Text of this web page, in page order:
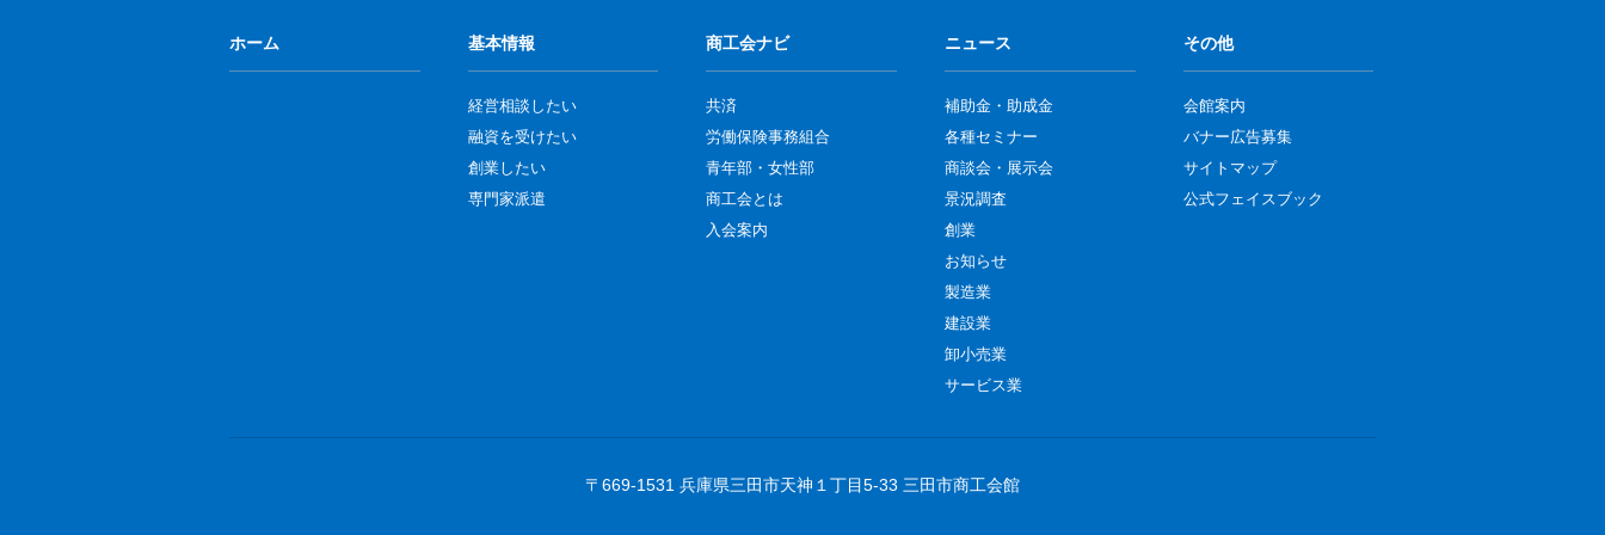
ホーム 基本情報
経営相談したい
融資を受けたい
創業したい
専門家派遣
商工会ナビ
共済
労働保険事務組合
青年部・女性部
商工会とは
入会案内
ニュース
補助金・助成金
各種セミナー
商談会・展示会
景況調査
創業
お知らせ
製造業
建設業
卸小売業
サービス業
その他
会館案内
バナー広告募集
サイトマップ
公式フェイスブック
〒669-1531 兵庫県三田市天神１丁目5-33 三田市商工会館